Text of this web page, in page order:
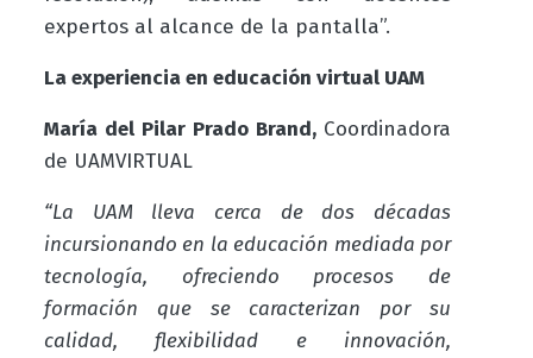
expertos al alcance de la pantalla”.
La experiencia en educación virtual UAM
María del Pilar Prado Brand, Coordinadora
de UAMVIRTUAL
“La UAM lleva cerca de dos décadas
incursionando en la educación mediada por
tecnología, ofreciendo procesos de
formación que se caracterizan por su
calidad, flexibilidad e innovación,